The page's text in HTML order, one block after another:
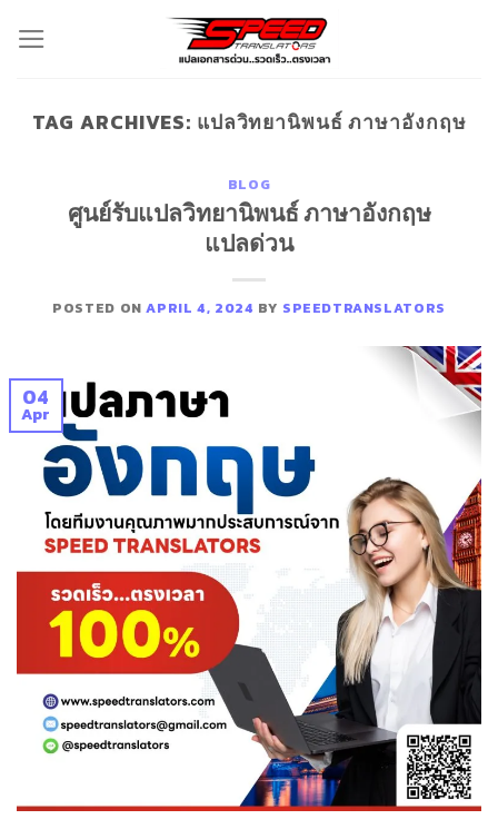
to
TAG ARCHIVES: แปลวิทยานิพนธ์ ภาษาอังกฤษ
BLOG
ศูนย์รับแปลวิทยานิพนธ์ ภาษาอังกฤษ
แปลด่วน
POSTED ONAPRIL 4, 2024 BY SPEEDTRANSLATORS
04
Apr